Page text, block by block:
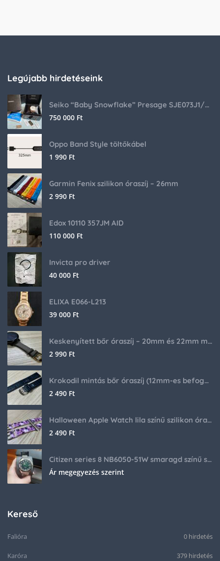
Legújabb hirdetéseink
Seiko “Baby Snowflake” Presage SJE073J1/SARA015 Limited Edition
750 000 Ft
Oppo Band Style töltőkábel
1 990 Ft
Garmin Fenix szilikon óraszíj – 26mm
2 990 Ft
Edox 10110 357JM AID
110 000 Ft
Invicta pro driver
40 000 Ft
ELIXA E066-L213
39 000 Ft
Keskenyített bőr óraszíj – 20mm és 22mm méretben
2 990 Ft
Krokodil mintás bőr óraszíj (12mm-es befogóval rendelkező órához)
2 490 Ft
Halloween Apple Watch lila színű szilikon óraszíj
2 490 Ft
Citizen series 8 NB6050-51W smaragd színű számlappal
Ár megegyezés szerint
Kereső
Falióra 0 hirdetés
Karóra 379 hirdetés